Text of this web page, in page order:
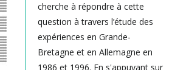
cherche à répondre à cette
question à travers l’étude des
expériences en Grande-
Bretagne et en Allemagne en
1986 et 1996. En s'appuyant sur